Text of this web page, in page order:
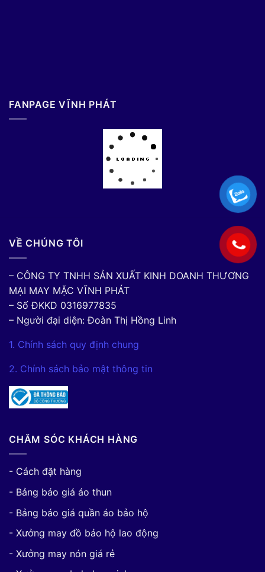
FANPAGE VĨNH PHÁT
VỀ CHÚNG TÔI
– CÔNG TY TNHH SẢN XUẤT KINH DOANH THƯƠNG
MẠI MAY MẶC VĨNH PHÁT
– Số ĐKKD 0316977835
– Người đại diện: Đoàn Thị Hồng Linh
1. Chính sách quy định chung
2. Chính sách bảo mật thông tin
CHĂM SÓC KHÁCH HÀNG
- Cách đặt hàng
- Bảng báo giá áo thun
- Bảng báo giá quần áo bảo hộ
- Xưởng may đồ bảo hộ lao động
- Xưởng may nón giá rẻ